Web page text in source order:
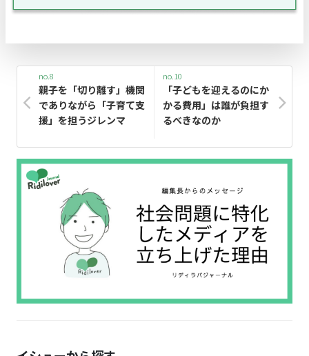
no.8
親子を「切り離す」機関
でありながら「子育て支
援」を担うジレンマ
no.10
「子どもを迎えるのにか
かる費用」は誰が負担す
るべきなのか